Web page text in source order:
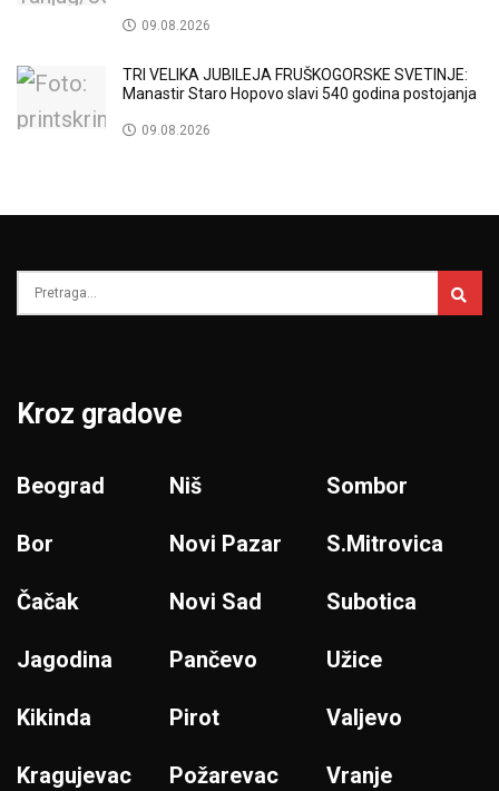
09.08.2026
TRI VELIKA JUBILEJA FRUŠKOGORSKE SVETINJE:
Manastir Staro Hopovo slavi 540 godina postojanja
09.08.2026
Kroz gradove
Beograd
Bor
Čačak
Jagodina
Kikinda
Kragujevac
Niš
Novi Pazar
Novi Sad
Pančevo
Pirot
Požarevac
Sombor
S.Mitrovica
Subotica
Užice
Valjevo
Vranje